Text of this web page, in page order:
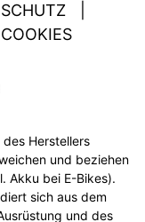
COOKIES
Herstellers
und beziehen
Akku bei E-Bikes).
sich aus dem
und des